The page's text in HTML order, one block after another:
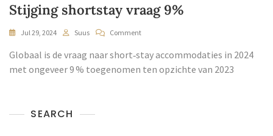
Stijging shortstay vraag 9%
Jul 29, 2024 Suus Comment
Globaal is de vraag naar short‑stay accommodaties in 2024
met ongeveer 9 % toegenomen ten opzichte van 2023
SEARCH